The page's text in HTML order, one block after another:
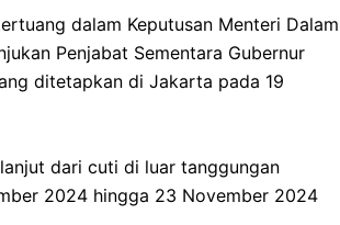
dalam Keputusan Menteri Dalam
Penjabat Sementara Gubernur
ditetapkan di Jakarta pada 19
dari cuti di luar tanggungan
2024 hingga 23 November 2024